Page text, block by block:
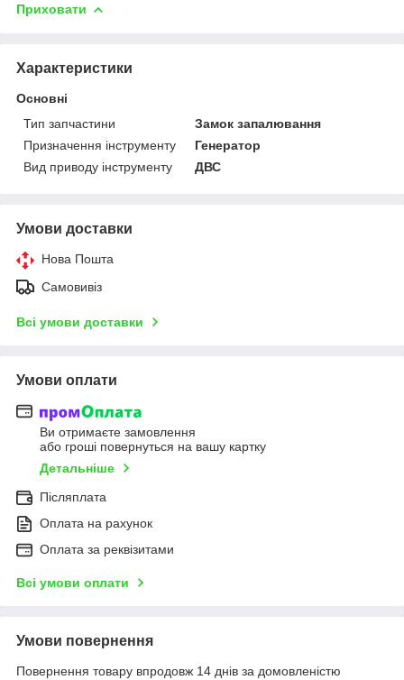
Приховати
Характеристики
Основні
Тип запчастини
Замок запалювання
Призначення інструменту
Генератор
Вид приводу інструменту
ДВС
Умови доставки
Нова Пошта
Самовивіз
Всі умови доставки
Умови оплати
Ви отримаєте замовлення
або гроші повернуться на вашу картку
Детальніше
Післяплата
Оплата на рахунок
Оплата за реквізитами
Всі умови оплати
Умови повернення
Повернення товару впродовж 14 днів за домовленістю